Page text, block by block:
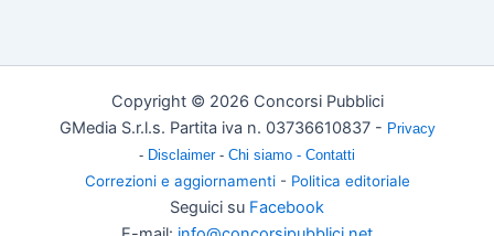
Copyright © 2026 Concorsi Pubblici
GMedia S.r.l.s. Partita iva n. 03736610837 - Privacy
- Disclaimer - Chi siamo - Contatti
Correzioni e aggiornamenti- Politica editoriale
Seguici su Facebook